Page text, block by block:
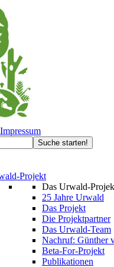
Impressum
Projekt
Das Urwald-
25 Jahre Urwald
Das Projekt
Die Projektpartner
Das Urwald-Team
Nachruf: Günther
Beta-For-Projekt
Publikationen